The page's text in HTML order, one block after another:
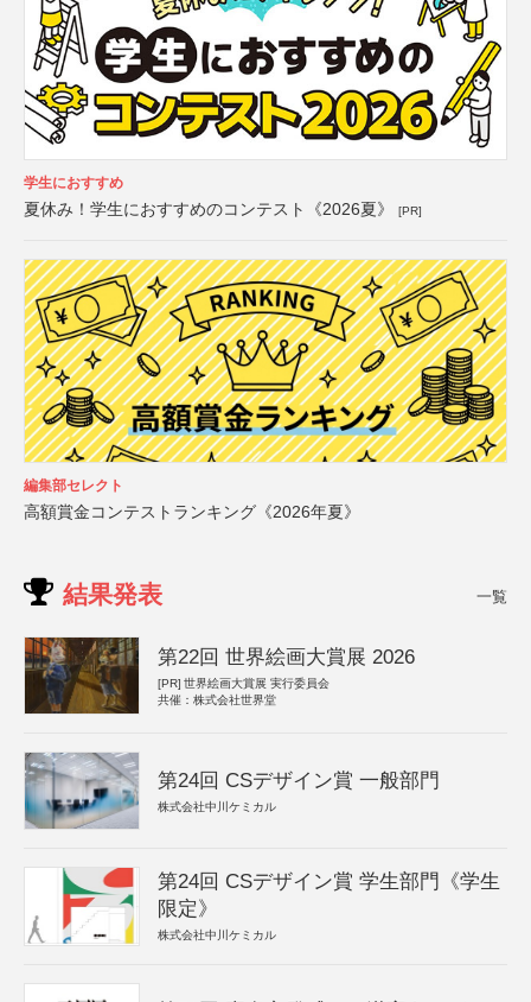
学生におすすめ
夏休み！学生におすすめのコンテスト《2026夏》 [PR]
編集部セレクト
高額賞金コンテストランキング《2026年夏》
結果発表 一覧
第22回 世界絵画大賞展 2026
[PR] 世界絵画大賞展 実行委員会
共催：株式会社世界堂
第24回 CSデザイン賞 一般部門
株式会社中川ケミカル
第24回 CSデザイン賞 学生部門《学生
限定》
株式会社中川ケミカル